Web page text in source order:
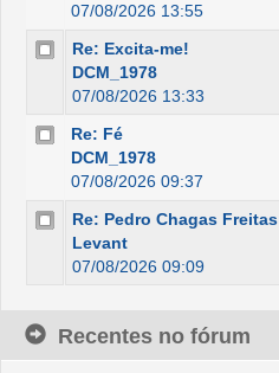
07/08/2026 13:55
Re: Excita-me!
DCM_1978
07/08/2026 13:33
Re: Fé
DCM_1978
07/08/2026 09:37
Re: Pedro Chagas Freitas
Levant
07/08/2026 09:09
Recentes no fórum